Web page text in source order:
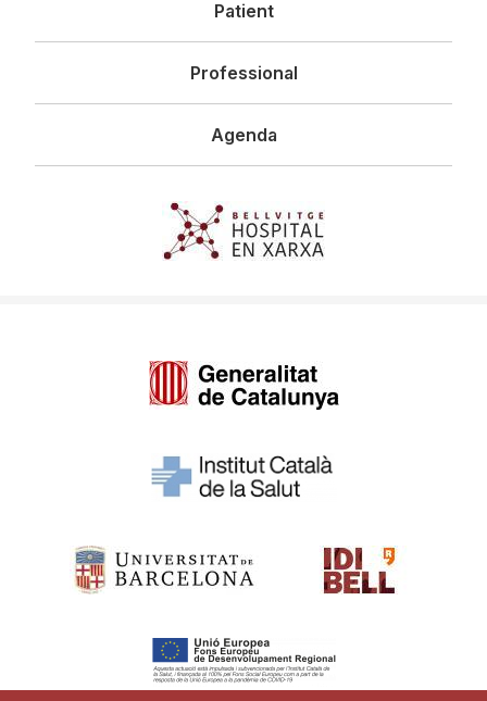
Patient
Professional
Agenda